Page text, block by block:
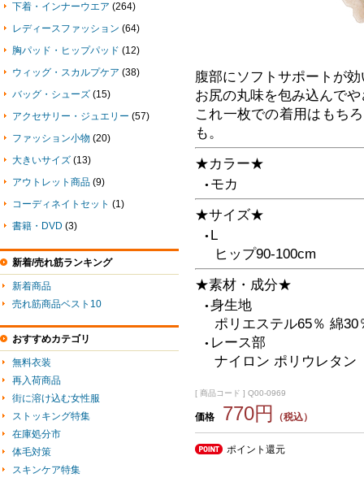
腹部にソフトサポートが
お尻の丸味を包み込んで
これ一枚での着用はもち
も。
★カラー★
● モカ
★サイズ★
●
L
ヒップ90-100cm
★素材・成分★
● 身生地
ポリエステル65％ 綿
● レース部
ナイロン ポリウレタン
[ 商品コード ] Q00-0969
価格 770円 （税込）
ポイント還元
下着・インナーウエア (264)
レディースファッション (64)
胸パッド・ヒップパッド (12)
ウィッグ・スカルプケア (38)
バッグ・シューズ (15)
アクセサリー・ジュエリー (57)
ファッション小物 (20)
大きいサイズ (13)
アウトレット商品 (9)
コーディネイトセット (1)
書籍・DVD (3)
新着/売れ筋ランキング
新着商品
売れ筋商品ベスト10
おすすめカテゴリ
無料衣装
再入荷商品
街に溶け込む女性服
ストッキング特集
在庫処分市
体毛対策
スキンケア特集